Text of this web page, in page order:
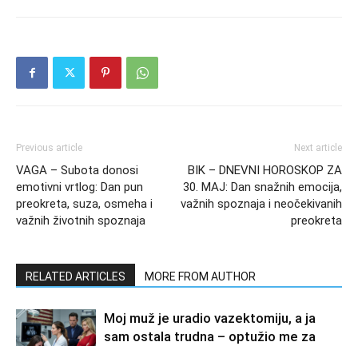
Previous article
VAGA – Subota donosi
emotivni vrtlog: Dan pun
preokreta, suza, osmeha i
važnih životnih spoznaja
Next article
BIK – DNEVNI HOROSKOP ZA
30. MAJ: Dan snažnih emocija,
važnih spoznaja i neočekivanih
preokreta
RELATED ARTICLES MORE FROM AUTHOR
Moj muž je uradio vazektomiju, a ja
sam ostala trudna – optužio me za